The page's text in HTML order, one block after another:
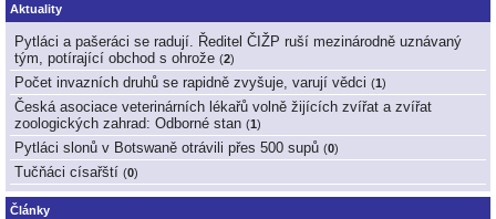
Aktuality
Pytláci a pašeráci se radují. Ředitel ČIŽP ruší mezinárodně uznávaný
tým, potírající obchod s ohrože (2)
Počet invazních druhů se rapidně zvyšuje, varují vědci (1)
Česká asociace veterinárních lékařů volně žijících zvířat a zvířat
zoologických zahrad: Odborné stan (1)
Pytláci slonů v Botswaně otrávili přes 500 supů (0)
Tučňáci císařští (0)
Články